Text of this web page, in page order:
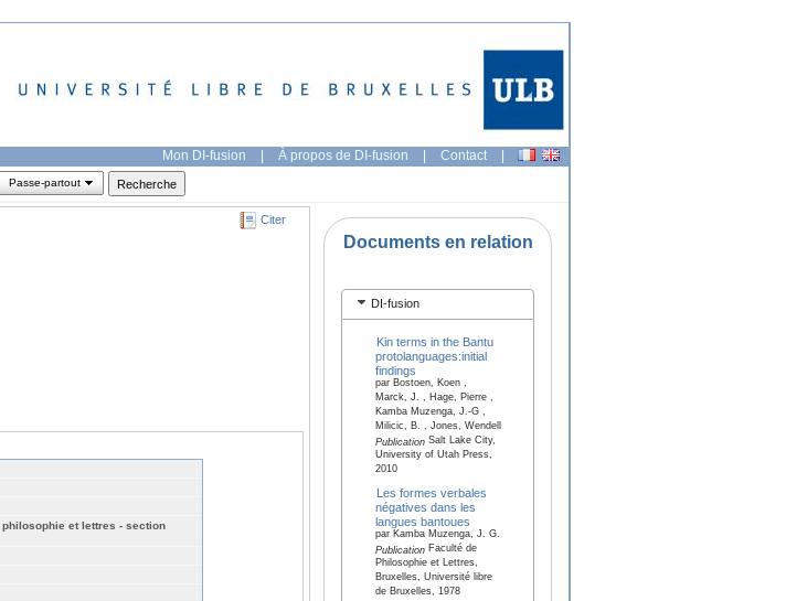
Mon DI-fusion | À propos de DI-fusion | Contact |
Passe-partout
Citer
et lettres - section
Documents en relation
DI-fusion
Kin terms in the Bantu
protolanguages:initial
findings
par Bostoen, Koen ,
Marck, J. , Hage, Pierre ,
Kamba Muzenga, J.-G ,
Milicic, B. , Jones, Wendell
PublicationSalt Lake City,
University of Utah Press,
2010
Les formes verbales
négatives dans les
langues bantoues
par Kamba Muzenga, J. G.
PublicationFaculté de
Philosophie et Lettres,
Bruxelles, Université libre
de Bruxelles, 1978